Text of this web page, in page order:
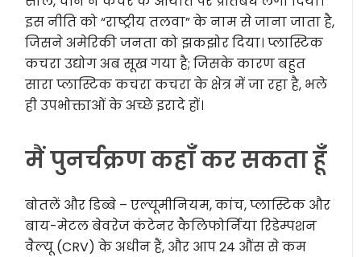
इस नीति को “राष्ट्रीय तलवा” के नाम से जाना जाता है,
जिसने अमेरिकी जनता को झकझोर दिया। प्लास्टिक
कचरा उद्योग अब सूख गया है; जिसके कारण बहुत
सारा प्लास्टिक कचरा कचरा के क्षेत्र में जा रहा है, भले
ही उपभोक्ताओं के अच्छे इरादे हों।
मैं पुनर्चक्रण कहाँ कर सकता हूँ
बोतलें और डिब्बे – एल्यूमीनियम, कांच, प्लास्टिक और
बाय-मेटल बेवरेज कंटेनर कैलिफोर्निया रिडेम्पशन
वैल्यू (CRV) के अधीन हैं, और आप 24 औंस से कम